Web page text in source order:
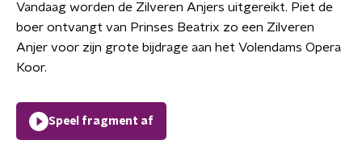
Vandaag worden de Zilveren Anjers uitgereikt. Piet de
boer ontvangt van Prinses Beatrix zo een Zilveren
Anjer voor zijn grote bijdrage aan het Volendams Opera
Koor.
Speel fragment af